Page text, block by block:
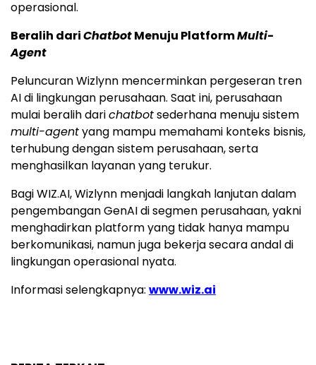
operasional.
Beralih dariChatbotMenuju PlatformMulti-
Agent
Peluncuran Wizlynn mencerminkan pergeseran tren
AI di lingkungan perusahaan. Saat ini, perusahaan
mulai beralih darichatbotsederhana menuju sistem
multi-agentyang mampu memahami konteks bisnis,
terhubung dengan sistem perusahaan, serta
menghasilkan layanan yang terukur.
Bagi WIZ.AI, Wizlynn menjadi langkah lanjutan dalam
pengembangan GenAI di segmen perusahaan, yakni
menghadirkan platform yang tidak hanya mampu
berkomunikasi, namun juga bekerja secara andal di
lingkungan operasional nyata.
Informasi selengkapnya: www.wiz.ai